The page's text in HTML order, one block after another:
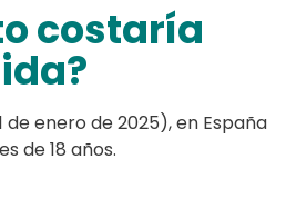
costaría
de enero de 2025), en España
de 18 años.